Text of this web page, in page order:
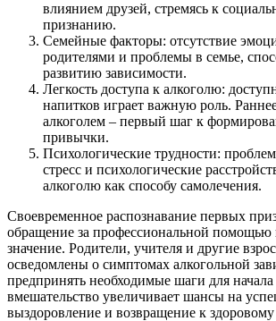
влиянием друзей, стремясь к
признанию.
Семейные факторы: отсутствие
родителями и проблемы в семье,
развитию зависимости.
Легкость доступа к алкоголю:
напитков играет важную роль.
алкоголем – первый шаг к
привычки.
Психологические трудности:
стресс и психологические
алкоголю как способу самолечения.
Своевременное распознавание первых
обращение за профессиональной
значение. Родители, учителя и другие
осведомлены о симптомах алкогольной
предпринять необходимые шаги для
вмешательство увеличивает шансы на
выздоровление и возвращение к